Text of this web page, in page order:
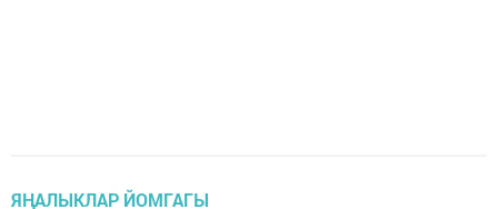
ЯҢАЛЫКЛАР ЙОМГАГЫ